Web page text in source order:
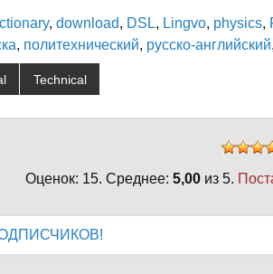
, download, DSL, Lingvo, physics,
, политехнический, русско-английский,
Technical
Оценок: 15. Среднее:5,00 из 5.